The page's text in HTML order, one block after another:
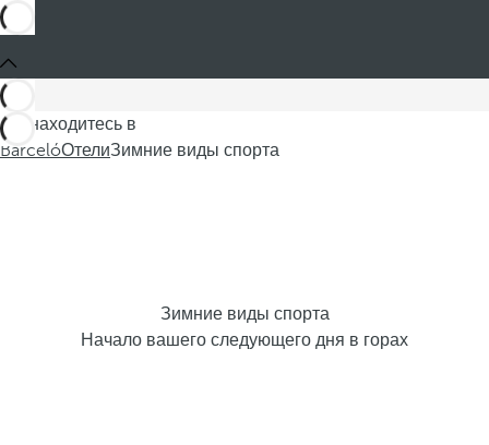
Вы находитесь в
BarcelóОтелиЗимние виды спорта
Зимние виды спорта
Начало вашего следующего дня в горах